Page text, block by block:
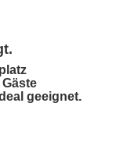
geeignet.